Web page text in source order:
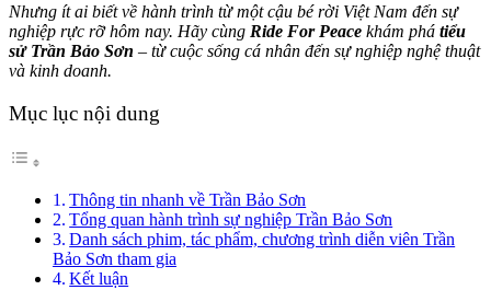
Nhưng ít ai biết về hành trình từ một cậu bé rời Việt Nam đến sự
nghiệp rực rỡ hôm nay. Hãy cùng Ride For Peace khám phá tiểu
sử Trần Bảo Sơn – từ cuộc sống cá nhân đến sự nghiệp nghệ thuật
và kinh doanh.
Mục lục nội dung
Thông tin nhanh về Trần Bảo Sơn
Tổng quan hành trình sự nghiệp Trần Bảo Sơn
Danh sách phim, tác phẩm, chương trình diễn viên Trần
Bảo Sơn tham gia
Kết luận